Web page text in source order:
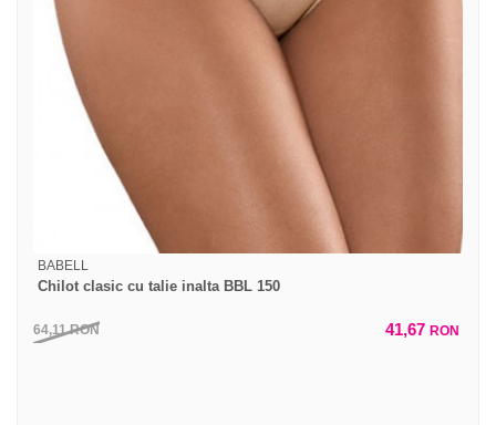
BABELL
Chilot clasic cu talie inalta BBL 150
64,11RON 41,67 RON